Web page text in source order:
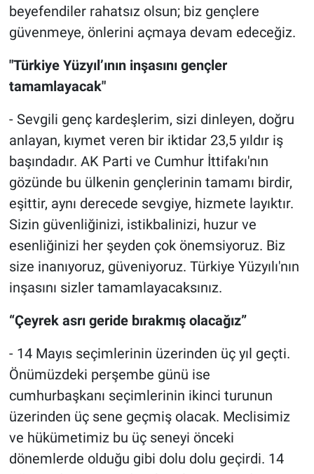
beyefendiler rahatsız olsun; biz gençlere
güvenmeye, önlerini açmaya devam edeceğiz.
"Türkiye Yüzyıl’ının inşasını gençler
tamamlayacak"
- Sevgili genç kardeşlerim, sizi dinleyen, doğru
anlayan, kıymet veren bir iktidar 23,5 yıldır iş
başındadır. AK Parti ve Cumhur İttifakı'nın
gözünde bu ülkenin gençlerinin tamamı birdir,
eşittir, aynı derecede sevgiye, hizmete layıktır.
Sizin güvenliğinizi, istikbalinizi, huzur ve
esenliğinizi her şeyden çok önemsiyoruz. Biz
size inanıyoruz, güveniyoruz. Türkiye Yüzyılı'nın
inşasını sizler tamamlayacaksınız.
“Çeyrek asrı geride bırakmış olacağız”
- 14 Mayıs seçimlerinin üzerinden üç yıl geçti.
Önümüzdeki perşembe günü ise
cumhurbaşkanı seçimlerinin ikinci turunun
üzerinden üç sene geçmiş olacak. Meclisimiz
ve hükümetimiz bu üç seneyi önceki
dönemlerde olduğu gibi dolu dolu geçirdi. 14